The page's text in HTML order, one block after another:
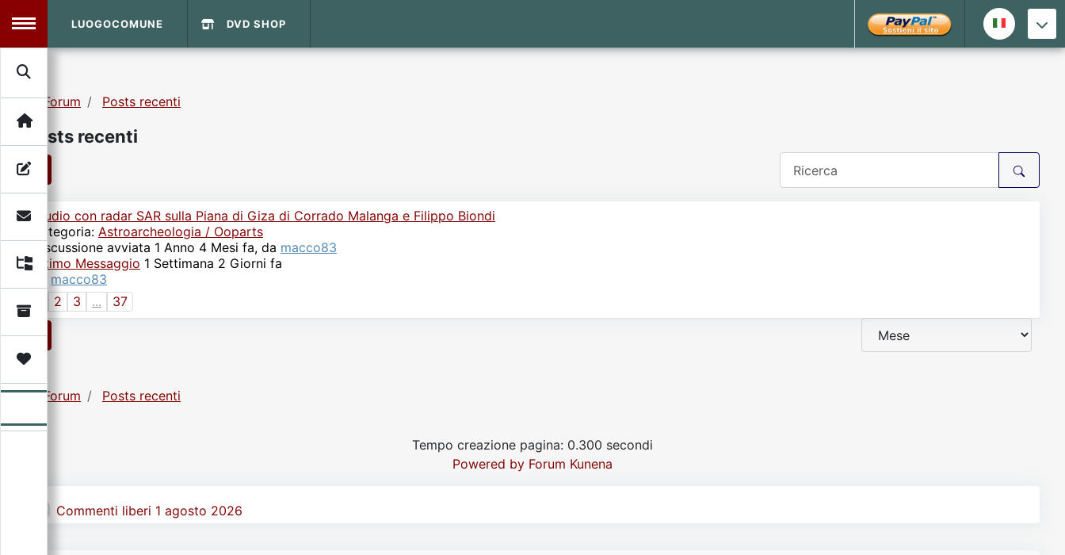
MENU
Search
Contatti
Vecchio Sito
Archivio
LUOGOCOMUNE DVD SHOP
Forum Posts recenti
Posts recenti
Studio con radar SAR sulla Piana di Giza di Corrado Malanga e Filippo Biondi
Categoria: Astroarcheologia / Ooparts
Discussione avviata 1 Anno 4 Mesi fa, da macco83
Ultimo Messaggio 1 Settimana 2 Giorni fa
macco83
2 3 ... 37
1
Forum Posts recenti
Tempo creazione pagina: 0.300 secondi
Powered by Forum Kunena
Commenti liberi 1 agosto 2026